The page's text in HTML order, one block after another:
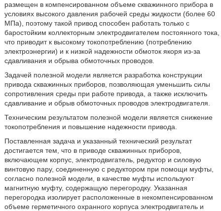
размещен в компенсированном объеме скважинного прибора в
условиях высокого давления рабочей среды жидкости (более 60
МПа), поэтому такой привод способен работать только с
баростойким коллекторным электродвигателем постоянного тока,
что приводит к высокому токопотреблению (потреблению
электроэнергии) и к низкой надежности обмоток якоря из-за
сдавливания и обрыва обмоточных проводов.
Задачей полезной модели является разработка конструкции
привода скважинных приборов, позволяющая уменьшить силы
сопротивления среды при работе привода, а также исключить
сдавливание и обрыв обмоточных проводов электродвигателя.
Техническим результатом полезной модели является снижение
токопотребления и повышение надежности привода.
Поставленная задача и указанный технический результат
достигается тем, что в приводе скважинных приборов,
включающем корпус, электродвигатель, редуктор и силовую
винтовую пару, соединенную с редуктором при помощи муфты,
согласно полезной модели, в качестве муфты используют
магнитную муфту, содержащую перегородку. Указанная
перегородка изолирует расположенные в некомпенсированном
объеме герметичного охранного корпуса электродвигатель и